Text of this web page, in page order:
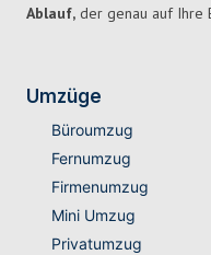
Ablauf, der genau auf Ihre
Umzüge
Büroumzug
Fernumzug
Firmenumzug
Mini Umzug
Privatumzug